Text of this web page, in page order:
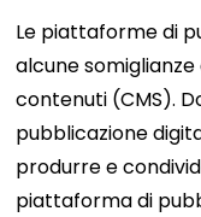
Le piattaforme di
alcune
contenuti (CMS).
pubblicazione
produrre e
piattaforma di